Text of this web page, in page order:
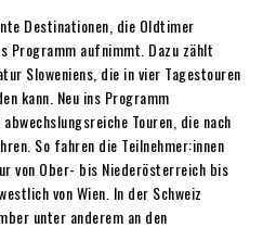
Destinationen, die Oldtimer
Programm aufnimmt. Dazu zählt
Sloweniens, die in vier Tagestouren
kann. Neu ins Programm
Touren, die nach
So fahren die Teilnehmer:innen
von Ober- bis Niederösterreich bis
von Wien. In der Schweiz
unter anderem an den